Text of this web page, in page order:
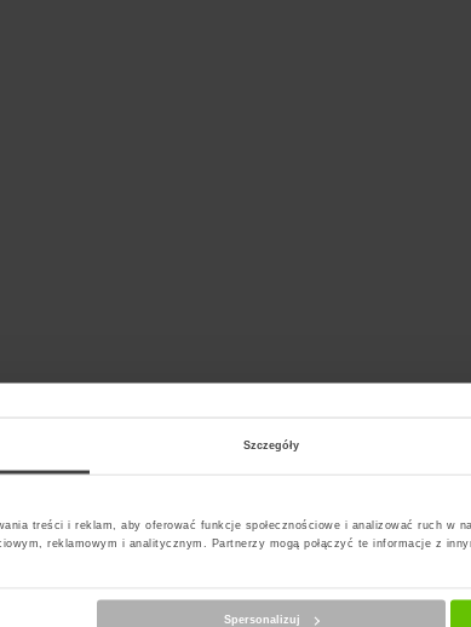
Szczegóły
treści i reklam, aby oferować funkcje społecznościowe i analizować ruch w
reklamowym i analitycznym. Partnerzy mogą połączyć te informacje z
Spersonalizuj